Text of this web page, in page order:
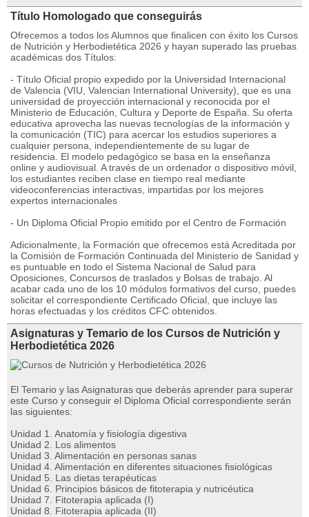
Título Homologado que conseguirás
Ofrecemos a todos los Alumnos que finalicen con éxito los Cursos
de Nutrición y Herbodietética 2026 y hayan superado las pruebas
académicas dos Títulos:
- Título Oficial propio expedido por la Universidad Internacional
de Valencia (VIU, Valencian International University), que es una
universidad de proyección internacional y reconocida por el
Ministerio de Educación, Cultura y Deporte de España. Su oferta
educativa aprovecha las nuevas tecnologías de la información y
la comunicación (TIC) para acercar los estudios superiores a
cualquier persona, independientemente de su lugar de
residencia. El modelo pedagógico se basa en la enseñanza
online y audiovisual. A través de un ordenador o dispositivo móvil,
los estudiantes reciben clase en tiempo real mediante
videoconferencias interactivas, impartidas por los mejores
expertos internacionales
- Un Diploma Oficial Propio emitido por el Centro de Formación
Adicionalmente, la Formación que ofrecemos está Acreditada por
la Comisión de Formación Continuada del Ministerio de Sanidad y
es puntuable en todo el Sistema Nacional de Salud para
Oposiciones, Concursos de traslados y Bolsas de trabajo. Al
acabar cada uno de los 10 módulos formativos del curso, puedes
solicitar el correspondiente Certificado Oficial, que incluye las
horas efectuadas y los créditos CFC obtenidos.
Asignaturas y Temario de los Cursos de Nutrición y
Herbodietética 2026
El Temario y las Asignaturas que deberás aprender para superar
este Curso y conseguir el Diploma Oficial correspondiente serán
las siguientes:
Unidad 1. Anatomía y fisiología digestiva
Unidad 2. Los alimentos
Unidad 3. Alimentación en personas sanas
Unidad 4. Alimentación en diferentes situaciones fisiológicas
Unidad 5. Las dietas terapéuticas
Unidad 6. Principios básicos de fitoterapia y nutricéutica
Unidad 7. Fitoterapia aplicada (I)
Unidad 8. Fitoterapia aplicada (II)